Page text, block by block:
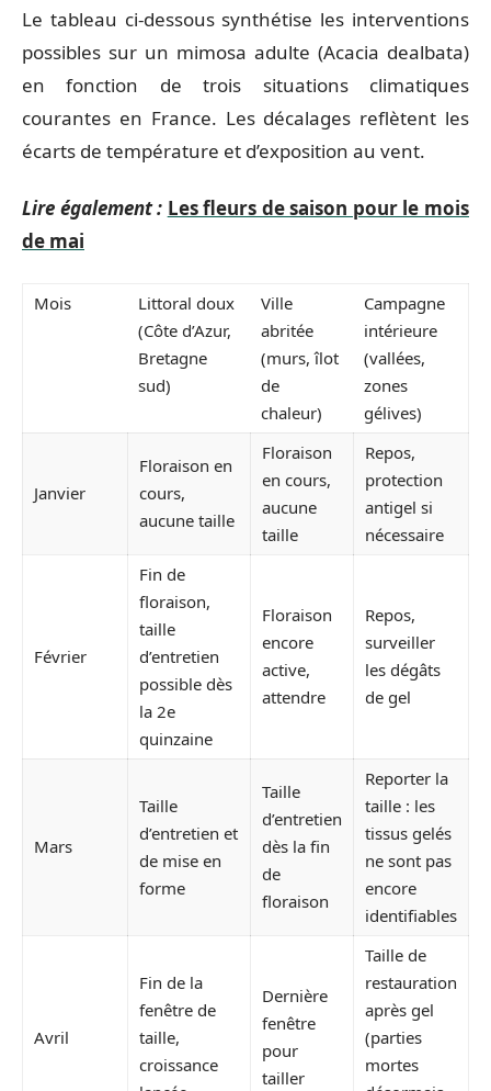
Le tableau ci-dessous synthétise les interventions
possibles sur un mimosa adulte (Acacia dealbata)
en fonction de trois situations climatiques
courantes en France. Les décalages reflètent les
écarts de température et d’exposition au vent.
Lire également : Les fleurs de saison pour le mois
de mai
Mois
Littoral doux
(Côte d’Azur,
Bretagne
sud)
Ville
abritée
(murs, îlot
de
chaleur)
Campagne
intérieure
(vallées,
zones
gélives)
Janvier
Floraison en
cours,
aucune taille
Floraison
en cours,
aucune
taille
Repos,
protection
antigel si
nécessaire
Février
Fin de
floraison,
taille
d’entretien
possible dès
la 2e
quinzaine
Floraison
encore
active,
attendre
Repos,
surveiller
les dégâts
de gel
Mars
Taille
d’entretien et
de mise en
forme
Taille
d’entretien
dès la fin
de
floraison
Reporter la
taille : les
tissus gelés
ne sont pas
encore
identifiables
Avril
Fin de la
fenêtre de
taille,
croissance
Dernière
fenêtre
pour
tailler
Taille de
restauration
après gel
(parties
mortes